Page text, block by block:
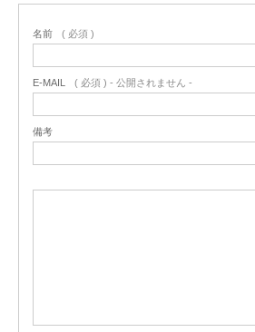
名前 ( 必須 )
E-MAIL ( 必須 ) - 公開されません -
備考